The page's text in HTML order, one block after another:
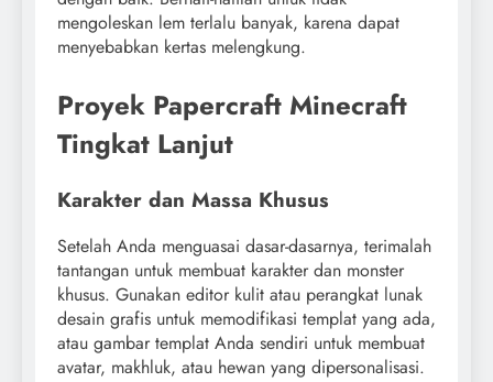
mengoleskan lem terlalu banyak, karena dapat
menyebabkan kertas melengkung.
Proyek Papercraft Minecraft
Tingkat Lanjut
Karakter dan Massa Khusus
Setelah Anda menguasai dasar-dasarnya, terimalah
tantangan untuk membuat karakter dan monster
khusus. Gunakan editor kulit atau perangkat lunak
desain grafis untuk memodifikasi templat yang ada,
atau gambar templat Anda sendiri untuk membuat
avatar, makhluk, atau hewan yang dipersonalisasi.